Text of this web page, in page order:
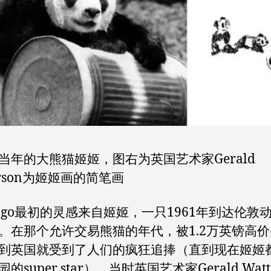
年的大熊猫姬姬，图右为英国艺术家Gerald
为姬姬画的简笔画
最初的灵感来自姬姬，一只1961年到达伦敦
在那个允许交易熊猫的年代，被1.2万英镑高
英国就受到了人们的疯狂追捧（直到现在姬姬